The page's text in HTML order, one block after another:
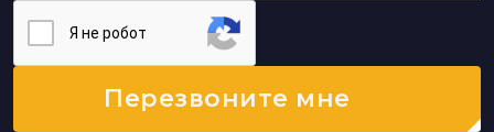
Я нe poбoт
Перезвоните мне